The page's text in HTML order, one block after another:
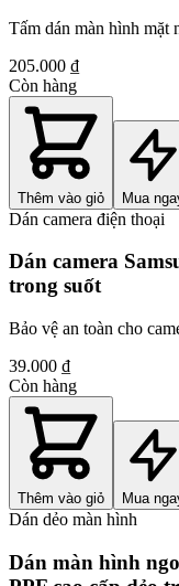
Tấm dán màn hình mặt
205.000 ₫
Còn hàng
Thêm vào giỏ Mua
Dán camera điện thoại
Dán camera
trong suốt
Bảo vệ an toàn cho
39.000 ₫
Còn hàng
Thêm vào giỏ Mua
Dán dẻo màn hình
Dán màn hình